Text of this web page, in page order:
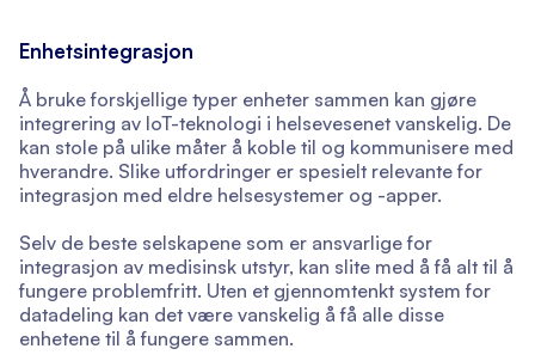
Enhetsintegrasjon
Å bruke forskjellige typer enheter sammen kan gjøre
integrering av IoT-teknologi i helsevesenet vanskelig. De
kan stole på ulike måter å koble til og kommunisere med
hverandre. Slike utfordringer er spesielt relevante for
integrasjon med eldre helsesystemer og -apper.
Selv de beste selskapene som er ansvarlige for
integrasjon av medisinsk utstyr, kan slite med å få alt til å
fungere problemfritt. Uten et gjennomtenkt system for
datadeling kan det være vanskelig å få alle disse
enhetene til å fungere sammen.